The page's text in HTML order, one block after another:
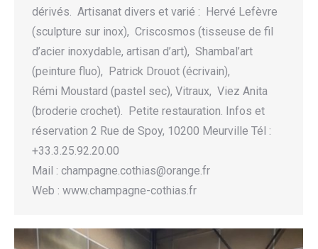
dérivés. Artisanat divers et varié : Hervé Lefèvre
(sculpture sur inox), Criscosmos (tisseuse de fil
d’acier inoxydable, artisan d’art), Shambal’art
(peinture fluo), Patrick Drouot (écrivain),
Rémi Moustard (pastel sec), Vitraux, Viez Anita
(broderie crochet). Petite restauration. Infos et
réservation 2 Rue de Spoy, 10200 Meurville Tél :
+33.3.25.92.20.00
Mail : champagne.cothias@orange.fr
Web : www.champagne-cothias.fr